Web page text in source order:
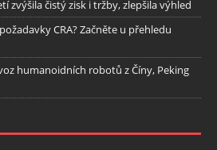
zvýšila čistý zisk i tržby, zlepšila výhled
CRA? Začněte u přehledu
humanoidních robotů z Číny, Peking